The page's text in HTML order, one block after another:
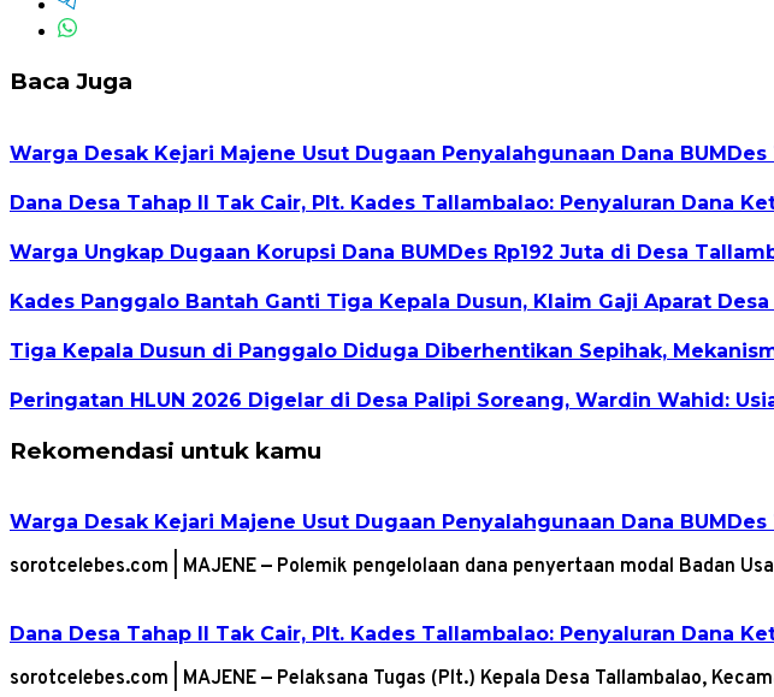
Baca Juga
Warga Desak Kejari Majene Usut Dugaan Penyalahgunaan Dana BUMDes
Dana Desa Tahap II Tak Cair, Plt. Kades Tallambalao: Penyaluran Dana
Warga Ungkap Dugaan Korupsi Dana BUMDes Rp192 Juta di Desa
Kades Panggalo Bantah Ganti Tiga Kepala Dusun, Klaim Gaji Aparat
Tiga Kepala Dusun di Panggalo Diduga Diberhentikan Sepihak,
Peringatan HLUN 2026 Digelar di Desa Palipi Soreang, Wardin Wahid:
Rekomendasi untuk kamu
Warga Desak Kejari Majene Usut Dugaan Penyalahgunaan Dana BUMDes
sorotcelebes.com | MAJENE — Polemik pengelolaan dana penyertaan modal Badan
Dana Desa Tahap II Tak Cair, Plt. Kades Tallambalao: Penyaluran Dana
sorotcelebes.com | MAJENE — Pelaksana Tugas (Plt.) Kepala Desa Tallambalao,